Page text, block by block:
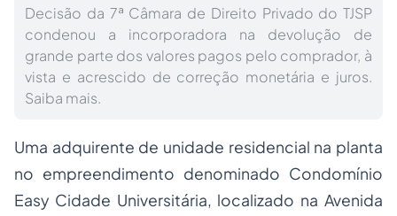
Decisão da 7ª Câmara de Direito Privado do TJSP
condenou a incorporadora na devolução de
grande parte dos valores pagos pelo comprador, à
vista e acrescido de correção monetária e juros.
Saiba mais.
Uma adquirente de unidade residencial na planta
no empreendimento denominado Condomínio
Easy Cidade Universitária, localizado na Avenida